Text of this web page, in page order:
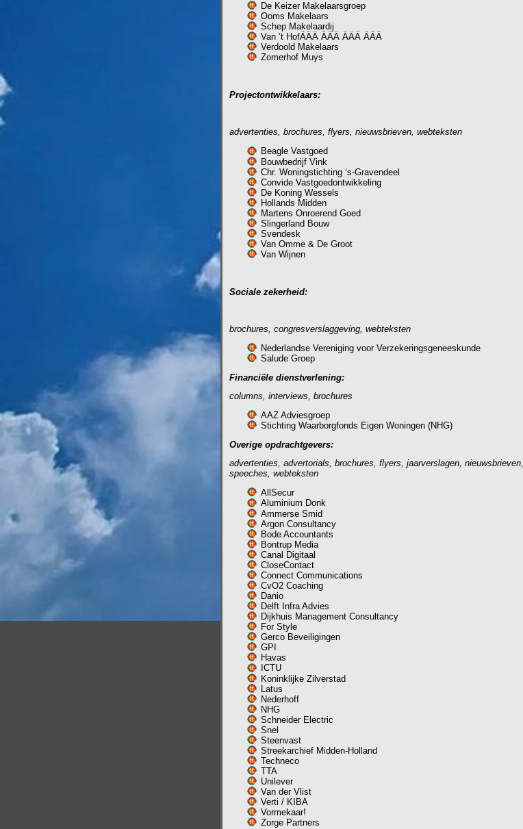
De Keizer Makelaarsgroep
Ooms Makelaars
Schep Makelaardij
Van ’t HofÂÂÂ ÂÂÂ ÂÂÂ ÂÂÂ
Verdoold Makelaars
Zomerhof Muys
Projectontwikkelaars:
advertenties, brochures, flyers, nieuwsbrieven, webteksten
Beagle Vastgoed
Bouwbedrijf Vink
Chr. Woningstichting ‘s-Gravendeel
Convide Vastgoedontwikkeling
De Koning Wessels
Hollands Midden
Martens Onroerend Goed
Slingerland Bouw
Svendesk
Van Omme & De Groot
Van Wijnen
Sociale zekerheid:
brochures, congresverslaggeving, webteksten
Nederlandse Vereniging voor Verzekeringsgeneeskunde
Salude Groep
Financiële dienstverlening:
columns, interviews, brochures
AAZ Adviesgroep
Stichting Waarborgfonds Eigen Woningen (NHG)
Overige opdrachtgevers:
advertenties, advertorials, brochures, flyers, jaarverslagen, nieuwsbrieven,
speeches, webteksten
AllSecur
Aluminium Donk
Ammerse Smid
Argon Consultancy
Bode Accountants
Bontrup Media
Canal Digitaal
CloseContact
Connect Communications
CvO2 Coaching
Danio
Delft Infra Advies
Dijkhuis Management Consultancy
For Style
Gerco Beveiligingen
GPI
Havas
ICTU
Koninklijke Zilverstad
Latus
Nederhoff
NHG
Schneider Electric
Snel
Steenvast
Streekarchief Midden-Holland
Techneco
TTA
Unilever
Van der Vlist
Verti / KIBA
Vormekaar!
Zorge Partners